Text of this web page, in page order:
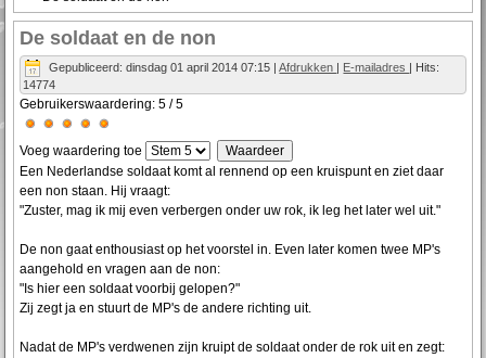
De soldaat en de non
Gepubliceerd: dinsdag 01 april 2014 07:15 |Afdrukken | E-mailadres | Hits:
14774
Gebruikerswaardering:5 /5
Voeg waardering toe
Een Nederlandse soldaat komt al rennend op een kruispunt en ziet daar
een non staan. Hij vraagt:
"Zuster, mag ik mij even verbergen onder uw rok, ik leg het later wel uit."
De non gaat enthousiast op het voorstel in. Even later komen twee MP's
aangehold en vragen aan de non:
"Is hier een soldaat voorbij gelopen?"
Zij zegt ja en stuurt de MP's de andere richting uit.
Nadat de MP's verdwenen zijn kruipt de soldaat onder de rok uit en zegt: